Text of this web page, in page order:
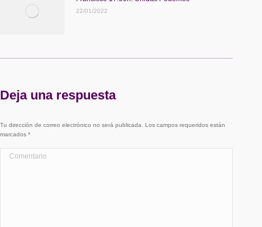
22/01/2022
Deja una respuesta
Tu dirección de correo electrónico no será publicada. Los campos requeridos están
marcados *
Comentario